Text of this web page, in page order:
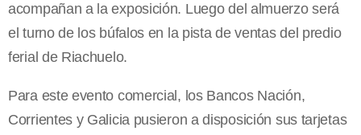
acompañan a la exposición. Luego del almuerzo será
el turno de los búfalos en la pista de ventas del predio
ferial de Riachuelo.
Para este evento comercial, los Bancos Nación,
Corrientes y Galicia pusieron a disposición sus tarjetas